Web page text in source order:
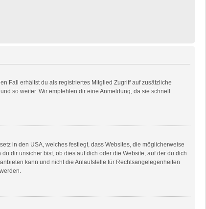
Fall erhältst du als registriertes Mitglied Zugriff auf zusätzliche
so weiter. Wir empfehlen dir eine Anmeldung, da sie schnell
in den USA, welches festlegt, dass Websites, die möglicherweise
dir unsicher bist, ob dies auf dich oder die Website, auf der du dich
kann und nicht die Anlaufstelle für Rechtsangelegenheiten